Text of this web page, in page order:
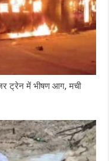
ट्रेन में भीषण आग, मची